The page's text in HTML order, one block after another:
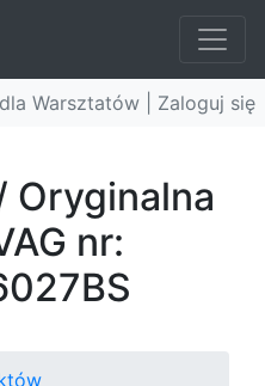
Warsztatów | Zaloguj się
Oryginalna
nr: